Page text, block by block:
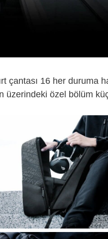
16 her duruma
üzerindeki özel bölüm